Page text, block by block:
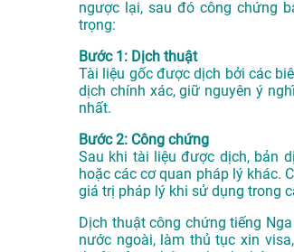
ngược lại, sau đó công chứng
trọng:
Bước 1: Dịch thuật
Tài liệu gốc được dịch bởi các
dịch chính xác, giữ nguyên ý
nhất.
Bước 2: Công chứng
Sau khi tài liệu được dịch, bản
hoặc các cơ quan pháp lý khác.
giá trị pháp lý khi sử dụng trong
Dịch thuật công chứng tiếng
nước ngoài, làm thủ tục xin